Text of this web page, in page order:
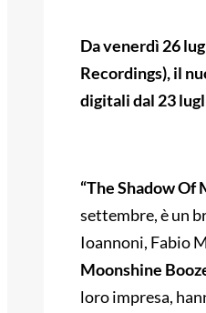
Da venerdì 26
Recordings), il
digitali dal 23
“The Shadow Of
settembre, è un
Ioannoni, Fabio
Moonshine
loro impresa,